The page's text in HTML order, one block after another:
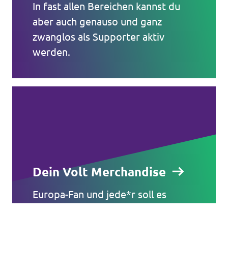
Volt in ganz Europa
Volt ist in über 30 Ländern in Europa vertreten.
in anderen Ländern.
In fast allen Bereichen kannst du
aber auch genauso und ganz
zwanglos als Supporter aktiv
werden.
Dein Volt Merchandise
Europa-Fan und jede*r soll es